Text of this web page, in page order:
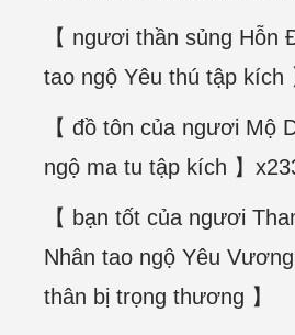
【 ngươi thần sủng Hỗn
tao ngộ Yêu thú tập kích
【 đồ tôn của ngươi Mộ
ngộ ma tu tập kích 】
【 bạn tốt của ngươi
Nhân tao ngộ Yêu
thân bị trọng thương 】